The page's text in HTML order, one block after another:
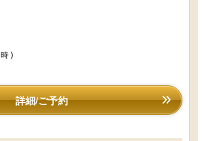
)
詳細/ご予約